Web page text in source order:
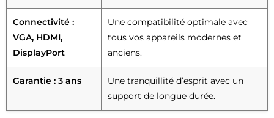
Connectivité :
VGA, HDMI,
DisplayPort
Une compatibilité optimale avec
tous vos appareils modernes et
anciens.
Garantie : 3 ans
Une tranquillité d’esprit avec un
support de longue durée.